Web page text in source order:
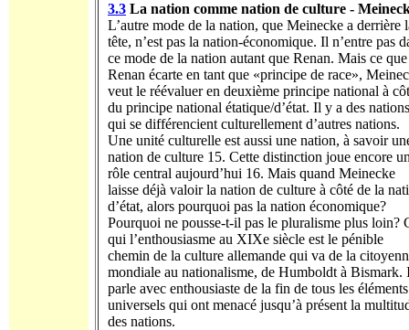
3.3 La nation comme nation de culture -
L’autre mode de la nation, que Meinecke a derrière
tête, n’est pas la nation-économique. Il n’entre pas
ce mode de la nation autant que Renan. Mais ce que
Renan écarte en tant que «principe de race»,
veut le réévaluer en deuxième principe national à
du principe national étatique/d’état. Il y a des nations
qui se différencient culturellement d’autres nations.
Une unité culturelle est aussi une nation, à savoir
nation de culture 15. Cette distinction joue encore
rôle central aujourd’hui 16. Mais quand Meinecke
laisse déjà valoir la nation de culture à côté de la
d’état, alors pourquoi pas la nation économique?
Pourquoi ne pousse-t-il pas le pluralisme plus loin?
qui l’enthousiasme au XIXe siècle est le pénible
chemin de la culture allemande qui va de la
mondiale au nationalisme, de Humboldt à Bismark.
parle avec enthousiaste de la fin de tous les éléments
universels qui ont menacé jusqu’à présent la
des nations.